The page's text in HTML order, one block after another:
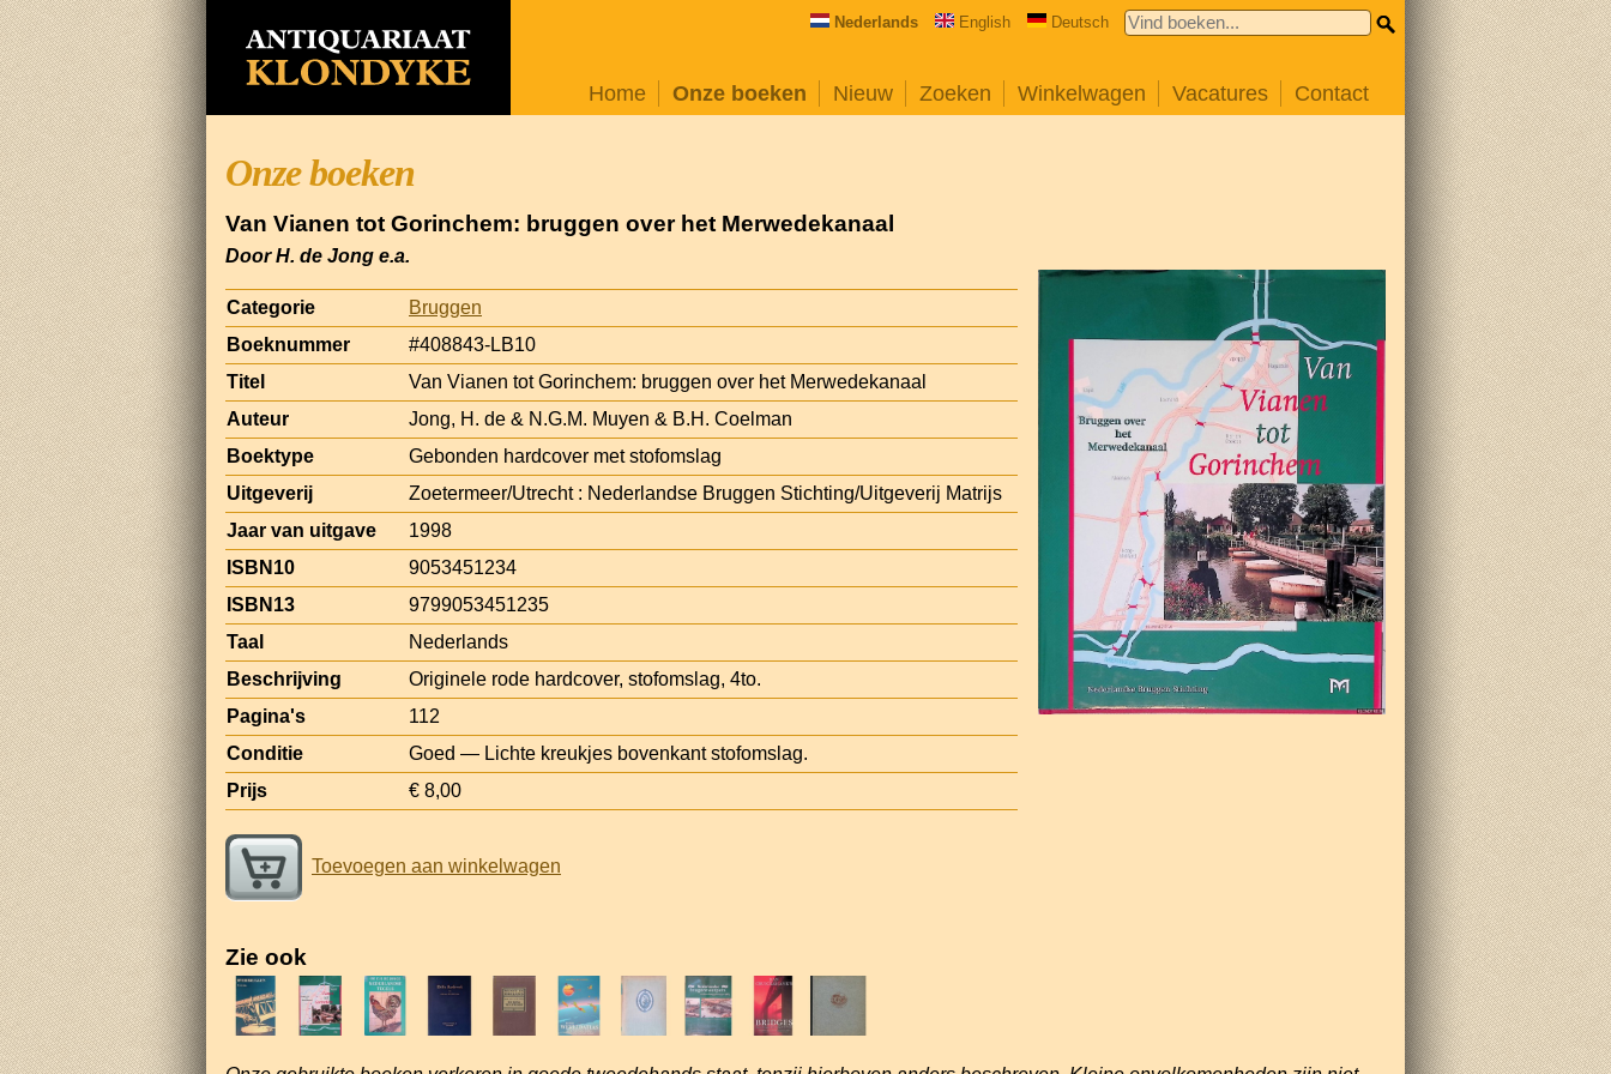
Nederlands English Deutsch
Home Onze boeken Nieuw Zoeken Winkelwagen Vacatures Contact
Onze boeken
Van Vianen tot Gorinchem: bruggen over het Merwedekanaal
Door H. de Jong e.a.
Categorie
Bruggen
Boeknummer
#408843-LB10
Titel
Van Vianen tot Gorinchem: bruggen over het Merwedekanaal
Auteur
Jong, H. de & N.G.M. Muyen & B.H. Coelman
Boektype
Gebonden hardcover met stofomslag
Uitgeverij
Zoetermeer/Utrecht : Nederlandse Bruggen Stichting/Uitgeverij Matrijs
Jaar van uitgave
1998
ISBN10
9053451234
ISBN13
9799053451235
Taal
Nederlands
Beschrijving
Originele rode hardcover, stofomslag, 4to.
Pagina's
112
Conditie
Goed — Lichte kreukjes bovenkant stofomslag.
Prijs
€ 8,00
Toevoegen aan winkelwagen
Zie ook